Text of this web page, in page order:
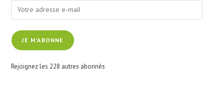
Votre
adresse
e-
mailJE M'ABONNE
Rejoignez les 228 autres abonnés